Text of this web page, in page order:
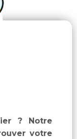
? Notre
votre